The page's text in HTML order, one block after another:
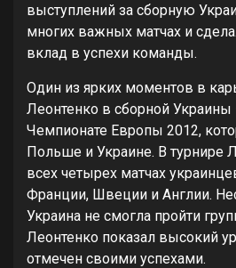
выступлений за сборную
многих важных матчах и
вклад в успехи команды.
Один из ярких моментов в
Леонтенко в сборной Украины
Чемпионате Европы 2012,
Польше и Украине. В турнире
всех четырех матчах
Франции, Швеции и Англии.
Украина не смогла пройти
Леонтенко показал высокий
отмечен своими успехами.